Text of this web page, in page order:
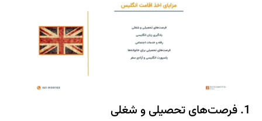
1. فرصت‌های تحصیلی و شغلی